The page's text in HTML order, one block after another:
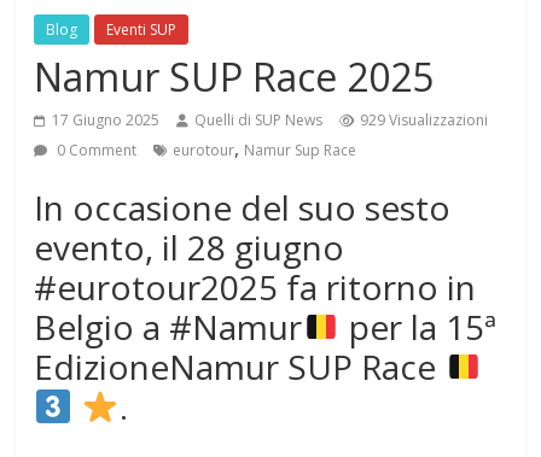
Blog Eventi SUP
Namur SUP Race 2025
17 Giugno 2025 Quelli di SUP News
929 Visualizzazioni
0 Comment
eurotour, Namur Sup Race
In occasione del suo sesto
evento, il 28 giugno
#eurotour2025 fa ritorno in
Belgio a #Namur
per la 15ª
EdizioneNamur SUP Race
.